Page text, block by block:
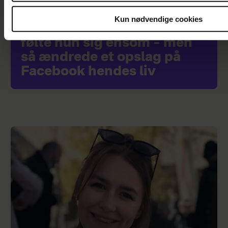
Kun nødvendige cookies
Da Ada Folkmann blev skilt,
følte hun sig ensom – men
så ændrede et opslag på
Facebook hendes liv